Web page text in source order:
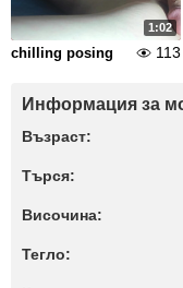
1:02
chilling posing 113
Информация за
Възраст:
Търся:
Височина:
Тегло: